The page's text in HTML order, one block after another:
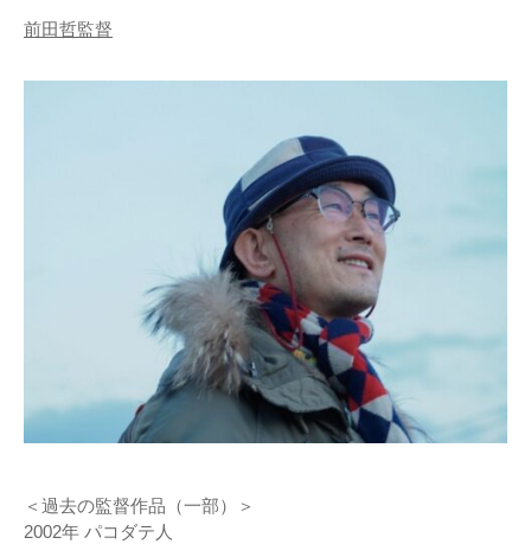
前田哲監督
＜過去の監督作品（一部）＞
2002年 パコダテ人